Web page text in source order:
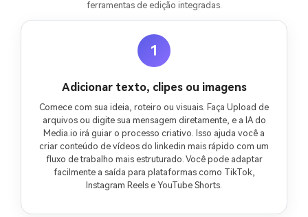
ferramentas de edição integradas.
1
Adicionar texto, clipes ou imagens
Comece com sua ideia, roteiro ou visuais. Faça Upload de
arquivos ou digite sua mensagem diretamente, e a IA do
Media.io irá guiar o processo criativo. Isso ajuda você a
criar conteúdo de vídeos do linkedin mais rápido com um
fluxo de trabalho mais estruturado. Você pode adaptar
facilmente a saída para plataformas como TikTok,
Instagram Reels e YouTube Shorts.